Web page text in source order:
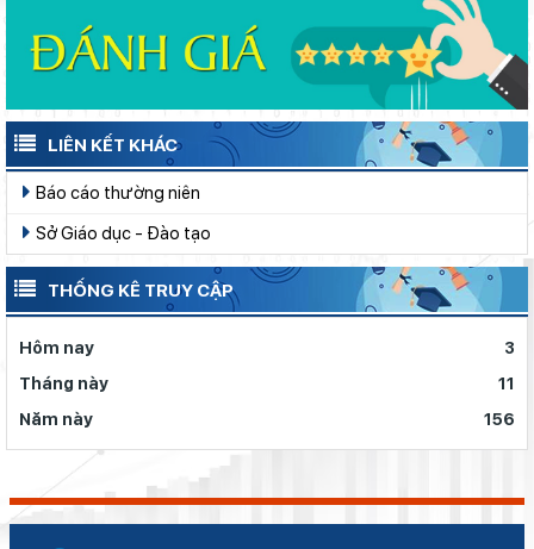
LIÊN KẾT KHÁC
Báo cáo thường niên
Sở Giáo dục - Đào tạo
THỐNG KÊ TRUY CẬP
Hôm nay
3
Tháng này
11
Năm này
156